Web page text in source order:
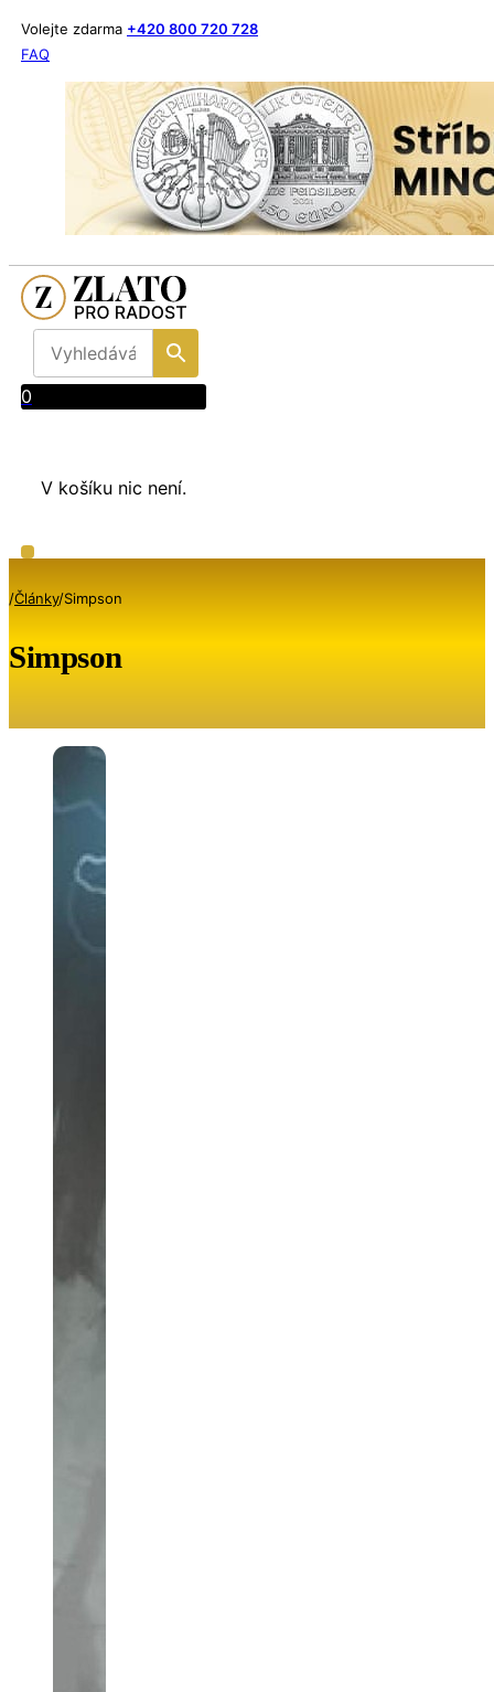
Volejte zdarma +420 800 720 728
FAQ
0
V košíku nic není.
/Články/Simpson
Simpson